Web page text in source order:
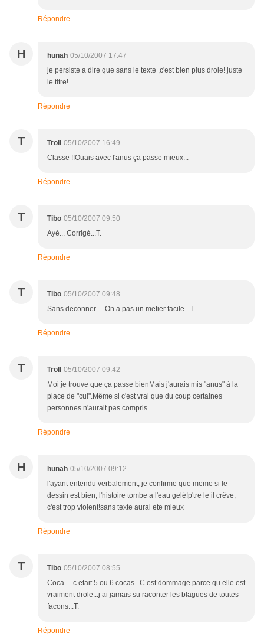
Répondre
H hunah 05/10/2007 17:47
je persiste a dire que sans le texte ,c'est bien plus drole! juste
le titre!
Répondre
T Troll
05/10/2007 16:49
Classe !!Ouais avec l'anus ça passe mieux...
Répondre
T Tibo 05/10/2007 09:50
Ayé... Corrigé...T.
Répondre
T Tibo 05/10/2007 09:48
Sans deconner ... On a pas un metier facile...T.
Répondre
T Troll
05/10/2007 09:42
Moi je trouve que ça passe bienMais j'aurais mis "anus" à la
place de "cul".Même si c'est vrai que du coup certaines
personnes n'aurait pas compris...
Répondre
H hunah 05/10/2007 09:12
l'ayant entendu verbalement, je confirme que meme si le
dessin est bien, l'histoire tombe a l'eau gelé!p'tre le il crêve,
c'est trop violent!sans texte aurai ete mieux
Répondre
T Tibo 05/10/2007 08:55
Coca ... c etait 5 ou 6 cocas...C est dommage parce qu elle est
vraiment drole...j ai jamais su raconter les blagues de toutes
facons...T.
Répondre